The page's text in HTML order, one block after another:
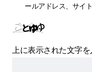
ールアドレス、サイ
上に表示された文字を